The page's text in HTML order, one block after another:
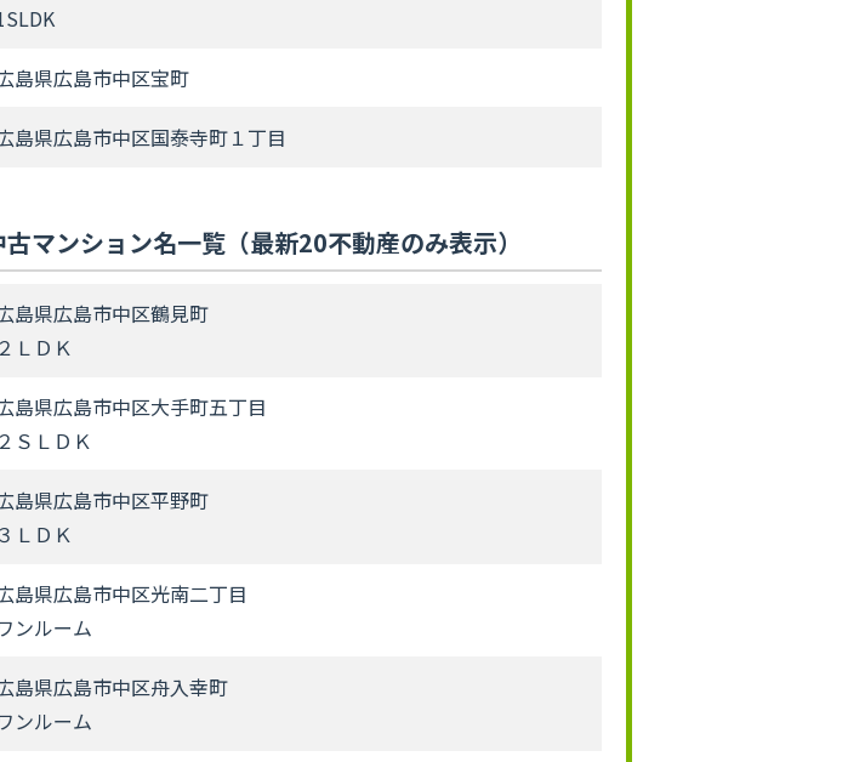
島県広島市中区宝町
島県広島市中区国泰寺町１丁目
マンション名一覧（最新20不動産のみ表示）
島県広島市中区鶴見町
２ＬＤＫ
島県広島市中区大手町五丁目
２ＳＬＤＫ
島県広島市中区平野町
３ＬＤＫ
島県広島市中区光南二丁目
ンルーム
島県広島市中区舟入幸町
ンルーム